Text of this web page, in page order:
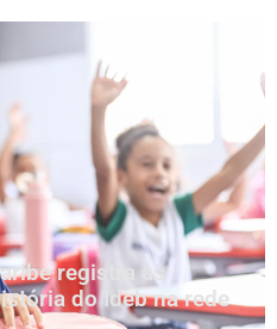
registra as
do Ideb na rede